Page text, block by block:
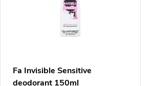
Fa Invisible Sensitive
deodorant 150ml